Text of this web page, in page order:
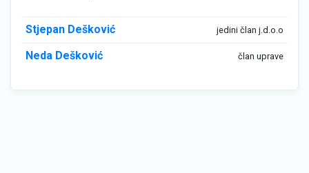
Stjepan Dešković jedini član j.d.o.o
Neda Dešković član uprave